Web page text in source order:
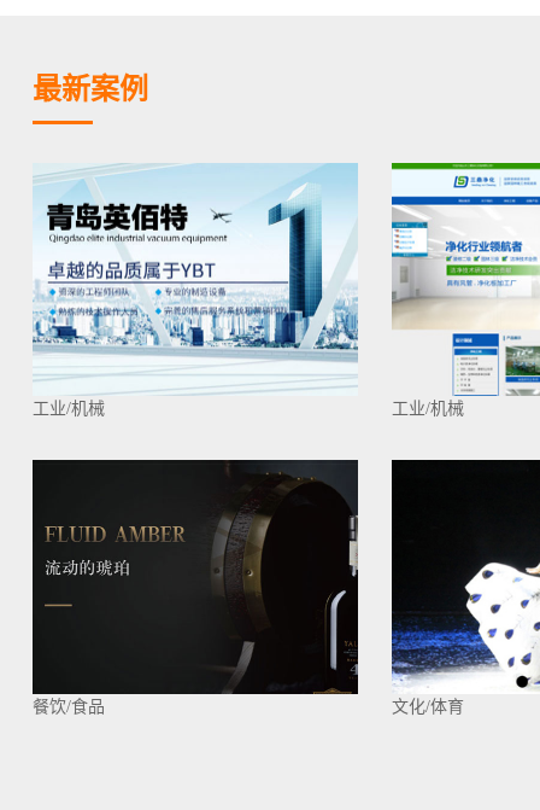
最新案例
工业/机械 工业/机械
餐饮/食品 文化/体育